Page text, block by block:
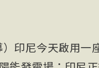
）印尼今天啟用